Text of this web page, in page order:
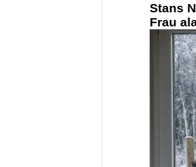
Stans
Frau